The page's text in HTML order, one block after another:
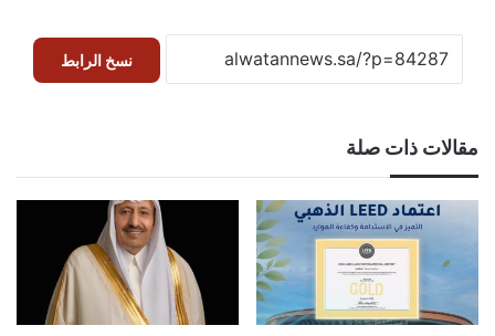
نسخ الرابط
مقالات ذات صلة